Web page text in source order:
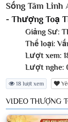
Sống Tâm Linh
- Thượng Toạ
Giảng Sư:
Thể loại:
Lượt xem:
Lượt nghe:
18 lượt xem
VIDEO THƯỢNG